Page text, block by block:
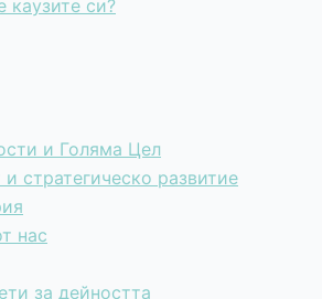
каузите си?
и Голяма Цел
стратегическо развитие
нас
за дейността